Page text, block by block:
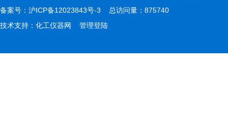
备案号： 沪ICP备12023843号-3 总访问量：875740
技术支持： 化工仪器网 管理登陆